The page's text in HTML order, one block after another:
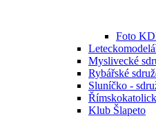
Foto
Myslivecké
Rybářské
Sluníčko -
Klub Šlapeto